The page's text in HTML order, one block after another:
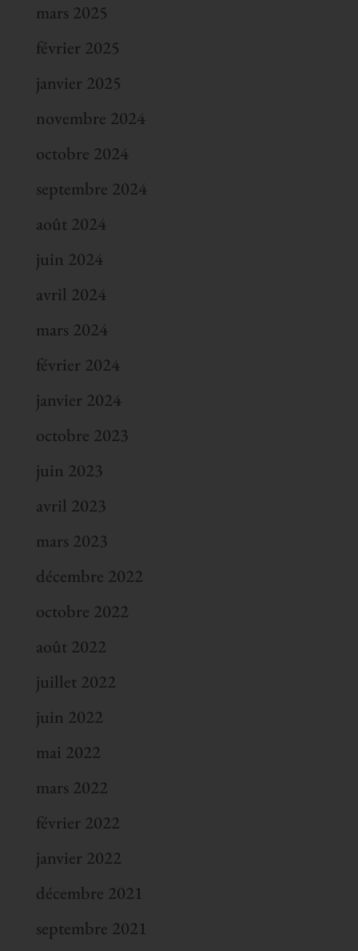
mars 2025
février 2025
janvier 2025
novembre 2024
octobre 2024
septembre 2024
août 2024
juin 2024
avril 2024
mars 2024
février 2024
janvier 2024
octobre 2023
juin 2023
avril 2023
mars 2023
décembre 2022
octobre 2022
août 2022
juillet 2022
juin 2022
mai 2022
mars 2022
février 2022
janvier 2022
décembre 2021
septembre 2021